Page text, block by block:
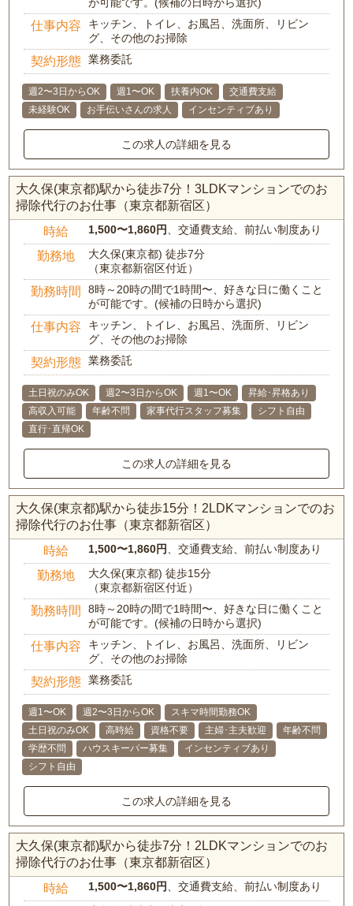
が可能です。(候補の日時から選択)
仕事内容
キッチン、トイレ、お風呂、洗面所、リビン
グ、その他のお掃除
契約形態 業務委託
週2〜3日からOK 週1〜OK 扶養内OK
交通費支給
未経験OK
お手伝いさんの求人 インセンティブあり
この求人の詳細を見る
大久保(東京都)駅から徒歩7分！3LDKマンションでのお
掃除代行のお仕事（東京都新宿区）
時給 1,500〜1,860円、交通費支給、前払い制度あり
勤務地
大久保(東京都) 徒歩7分
（東京都新宿区付近）
勤務時間
8時～20時の間で1時間〜、好きな日に働くこと
が可能です。(候補の日時から選択)
仕事内容
キッチン、トイレ、お風呂、洗面所、リビン
グ、その他のお掃除
契約形態 業務委託
土日祝のみOK 週2〜3日からOK 週1〜OK
昇給･昇格あり
高収入可能
年齢不問 家事代行スタッフ募集
シフト自由
直行･直帰OK
この求人の詳細を見る
大久保(東京都)駅から徒歩15分！2LDKマンションでのお
掃除代行のお仕事（東京都新宿区）
時給 1,500〜1,860円、交通費支給、前払い制度あり
勤務地
大久保(東京都) 徒歩15分
（東京都新宿区付近）
勤務時間
8時～20時の間で1時間〜、好きな日に働くこと
が可能です。(候補の日時から選択)
仕事内容
キッチン、トイレ、お風呂、洗面所、リビン
グ、その他のお掃除
契約形態 業務委託
週1〜OK 週2〜3日からOK
スキマ時間勤務OK
土日祝のみOK
高時給 資格不要 主婦･主夫歓迎
年齢不問
学歴不問
ハウスキーパー募集
インセンティブあり
シフト自由
この求人の詳細を見る
大久保(東京都)駅から徒歩7分！2LDKマンションでのお
掃除代行のお仕事（東京都新宿区）
時給 1,500〜1,860円、交通費支給、前払い制度あり